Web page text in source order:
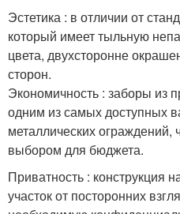
Эстетика : в отличии от
который имеет тыльную
цвета, двухсторонне
сторон.
Экономичность : заборы из
одним из самых доступных
металлических ограждений,
выбором для бюджета.
Приватность : конструкция
участок от посторонних